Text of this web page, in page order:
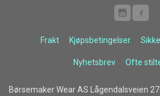
Frakt Kjøpsbetingelser
Nyhetsbrev Ofte
Børsemaker Wear AS Lågendalsveien